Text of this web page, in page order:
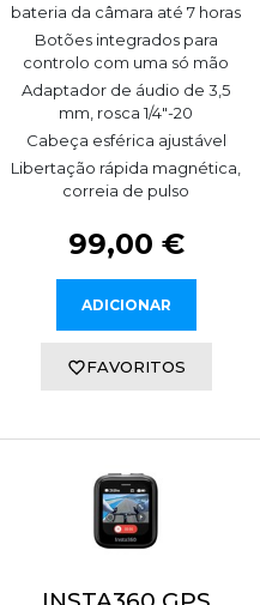
bateria da câmara até 7 horas
Botões integrados para
controlo com uma só mão
Adaptador de áudio de 3,5
mm, rosca 1/4"-20
Cabeça esférica ajustável
Libertação rápida magnética,
correia de pulso
99,00 €
ADICIONAR
FAVORITOS